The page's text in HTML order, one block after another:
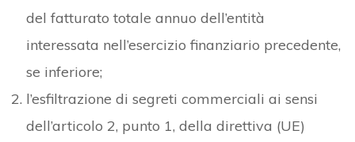
del fatturato totale annuo dell’entità
interessata nell’esercizio finanziario precedente,
se inferiore;
l’esfiltrazione di segreti commerciali ai sensi
dell’articolo 2, punto 1, della direttiva (UE)